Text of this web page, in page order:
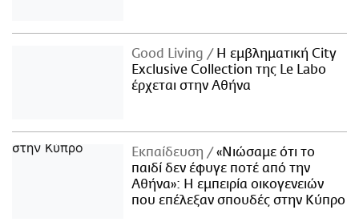
Good Living
Η εμβληματική City
Exclusive Collection της Le Labo
έρχεται στην Αθήνα
Εκπαίδευση
«Νιώσαμε ότι το
παιδί δεν έφυγε ποτέ από την
Αθήνα»: Η εμπειρία οικογενειών
που επέλεξαν σπουδές στην Κύπρο